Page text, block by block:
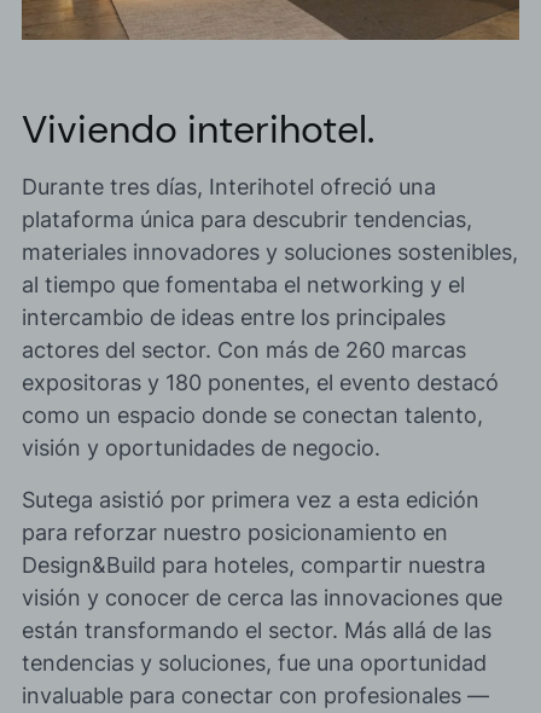
Viviendo interihotel.
Durante tres días, Interihotel ofreció una
plataforma única para descubrir tendencias,
materiales innovadores y soluciones sostenibles,
al tiempo que fomentaba el networking y el
intercambio de ideas entre los principales
actores del sector. Con más de 260 marcas
expositoras y 180 ponentes, el evento destacó
como un espacio donde se conectan talento,
visión y oportunidades de negocio.
Sutega asistió por primera vez a esta edición
para reforzar nuestro posicionamiento en
Design&Build para hoteles, compartir nuestra
visión y conocer de cerca las innovaciones que
están transformando el sector. Más allá de las
tendencias y soluciones, fue una oportunidad
invaluable para conectar con profesionales —